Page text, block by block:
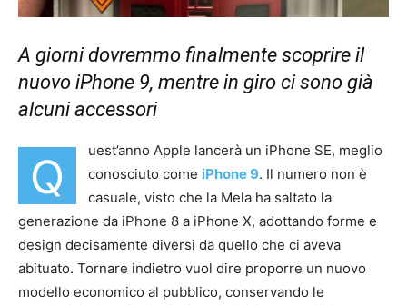
A giorni dovremmo finalmente scoprire il
nuovo iPhone 9, mentre in giro ci sono già
alcuni accessori
Q
uest’anno Apple lancerà un iPhone SE, meglio
conosciuto come iPhone 9. Il numero non è
casuale, visto che la Mela ha saltato la
generazione da iPhone 8 a iPhone X, adottando forme e
design decisamente diversi da quello che ci aveva
abituato. Tornare indietro vuol dire proporre un nuovo
modello economico al pubblico, conservando le